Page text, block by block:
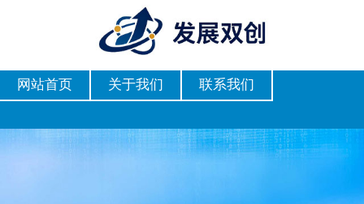
网站首页 关于我们 联系我们